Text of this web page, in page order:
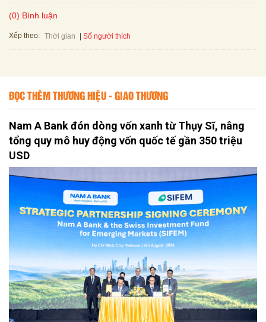
(0) Bình luận
Xếp theo: Thời gian Số người thích
ĐỌC THÊM THƯƠNG HIỆU - GIAO THƯƠNG
Nam A Bank đón dòng vốn xanh từ Thụy Sĩ, nâng
tổng quy mô huy động vốn quốc tế gần 350 triệu
USD